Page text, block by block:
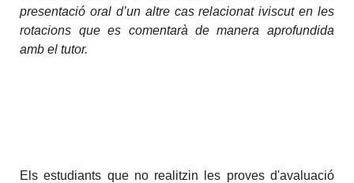
presentació oral d’un altre cas relacionat iviscut en les
rotacions que es comentarà de manera aprofundida
amb el tutor.
Els estudiants que no realitzin les proves d'avaluació